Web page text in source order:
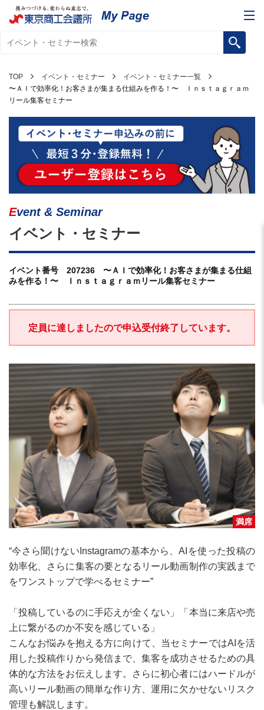
TOP イベント・セミナー
イベント・セミナー一覧
〜ＡＩで効率化！お客さまが集まる仕組みを作る！〜 Ｉｎｓｔａｇｒａｍ
リール集客セミナー
Event & Seminar
イベント・セミナー
イベント番号 207236 〜ＡＩで効率化！お客さまが集まる仕組
みを作る！〜 Ｉｎｓｔａｇｒａｍリール集客セミナー
定員に達しましたので申込受付終了しています。
満席
“今さら聞けないInstagramの基本から、AIを使った投稿の
効率化、さらに集客の要となるリール動画制作の実践まで
をワンストップで学べるセミナー”
「投稿しているのに手応えが全くない」「本当に来店や売
上に繋がるのか不安を感じている」
こんなお悩みを抱える方に向けて、当セミナーではAIを活
用した投稿作りから発信まで、集客を成功させるための具
体的な方法をお伝えします。さらに初心者にはハードルが
高いリール動画の簡単な作り方、運用に欠かせないリスク
管理も解説します。